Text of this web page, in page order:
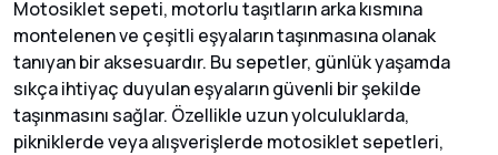
Motosiklet sepeti, motorlu taşıtların arka kısmına
montelenen ve çeşitli eşyaların taşınmasına olanak
tanıyan bir aksesuardır. Bu sepetler, günlük yaşamda
sıkça ihtiyaç duyulan eşyaların güvenli bir şekilde
taşınmasını sağlar. Özellikle uzun yolculuklarda,
pikniklerde veya alışverişlerde motosiklet sepetleri,